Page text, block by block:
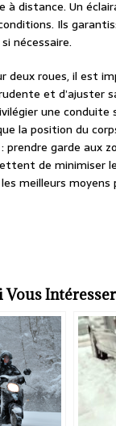
à distance. Un
Ils
nécessaire.
deux roues, il est
et d’ajuster
une conduite
la position du
garde aux
de minimiser
meilleurs moyens
Vous Intéresser